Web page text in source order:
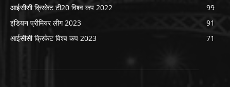
आईसीसी क्रिकेट टी20 विश्व कप 2022
99
इंडियन प्रीमियर लीग 2023
91
आईसीसी क्रिकेट विश्व कप 2023
71